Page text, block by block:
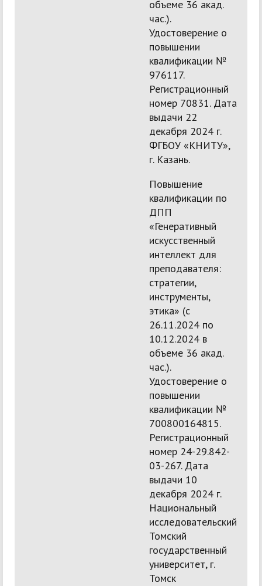
объеме 36 акад.
час.).
Удостоверение о
повышении
квалификации №
976117.
Регистрационный
номер 70831. Дата
выдачи 22
декабря 2024 г.
ФГБОУ «КНИТУ»,
г. Казань.
Повышение
квалификации по
ДПП
«Генеративный
искусственный
интеллект для
преподавателя:
стратегии,
инструменты,
этика» (с
26.11.2024 по
10.12.2024 в
объеме 36 акад.
час.).
Удостоверение о
повышении
квалификации №
700800164815.
Регистрационный
номер 24-29.842-
03-267. Дата
выдачи 10
декабря 2024 г.
Национальный
исследовательский
Томский
государственный
университет, г.
Томск